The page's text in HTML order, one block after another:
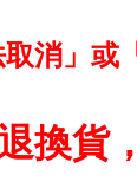
消」或
換貨